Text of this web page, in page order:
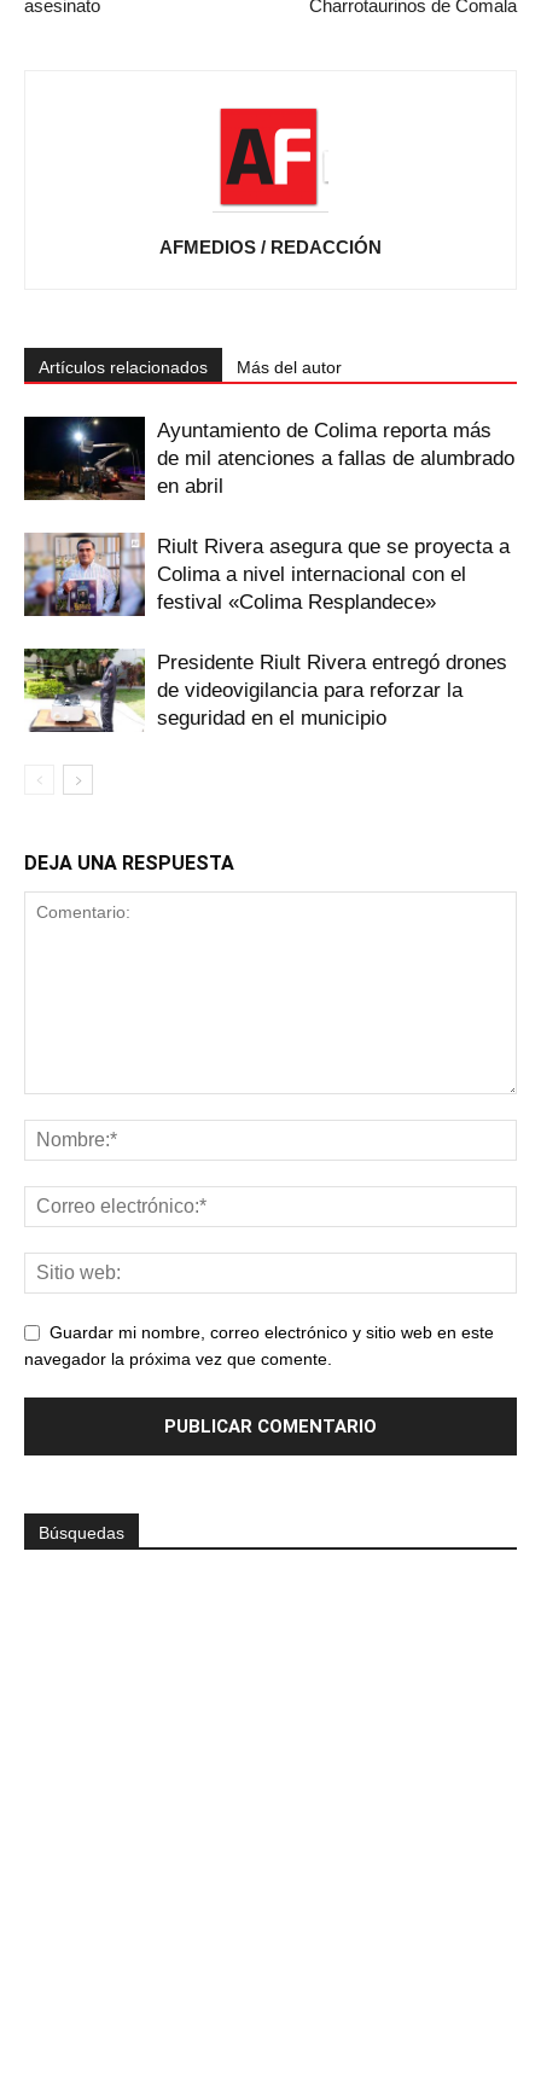
asesinato Charrotaurinos de Comala
AFMEDIOS / REDACCIÓN
Artículos relacionados Más del autor
Ayuntamiento de Colima reporta más
de mil atenciones a fallas de alumbrado
en abril
Riult Rivera asegura que se proyecta a
Colima a nivel internacional con el
festival «Colima Resplandece»
Presidente Riult Rivera entregó drones
de videovigilancia para reforzar la
seguridad en el municipio
DEJA UNA RESPUESTA
Guardar mi nombre, correo electrónico y sitio web en este
navegador la próxima vez que comente.
Búsquedas